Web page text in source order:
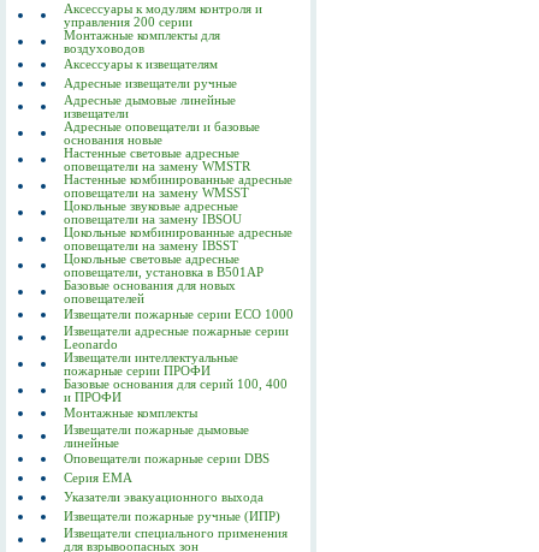
Аксессуары к модулям контроля и
управления 200 серии
Монтажные комплекты для
воздуховодов
Аксессуары к извещателям
Адресные извещатели ручные
Адресные дымовые линейные
извещатели
Адресные оповещатели и базовые
основания новые
Настенные световые адресные
оповещатели на замену WMSTR
Настенные комбинированные адресные
оповещатели на замену WMSST
Цокольные звуковые адресные
оповещатели на замену IBSOU
Цокольные комбинированные адресные
оповещатели на замену IBSST
Цокольные световые адресные
оповещатели, установка в B501AP
Базовые основания для новых
оповещателей
Извещатели пожарные серии ECO 1000
Извещатели адресные пожарные серии
Leonardo
Извещатели интеллектуальные
пожарные серии ПРОФИ
Базовые основания для серий 100, 400
и ПРОФИ
Монтажные комплекты
Извещатели пожарные дымовые
линейные
Оповещатели пожарные серии DBS
Серия EMA
Указатели эвакуационного выхода
Извещатели пожарные ручные (ИПР)
Извещатели специального применения
для взрывоопасных зон